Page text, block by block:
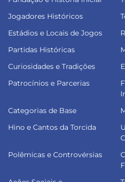
Jogadores Históricos
Estádios e Locais de Jogos
Partidas Históricas
Curiosidades e Tradições
Patrocínios e Parcerias
Categorias de Base
Hino e Cantos da Torcida
Polêmicas e Controvérsias